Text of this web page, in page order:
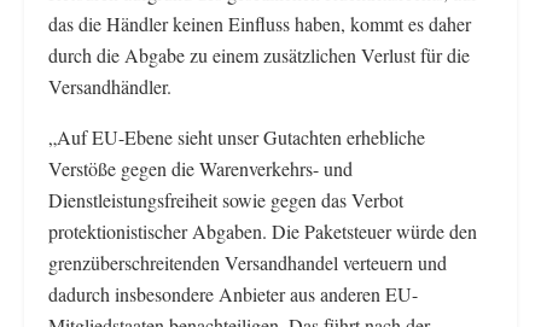
das die Händler keinen Einfluss haben, kommt es daher
durch die Abgabe zu einem zusätzlichen Verlust für die
Versandhändler.
„Auf EU-Ebene sieht unser Gutachten erhebliche
Verstöße gegen die Warenverkehrs- und
Dienstleistungsfreiheit sowie gegen das Verbot
protektionistischer Abgaben. Die Paketsteuer würde den
grenzüberschreitenden Versandhandel verteuern und
dadurch insbesondere Anbieter aus anderen EU-